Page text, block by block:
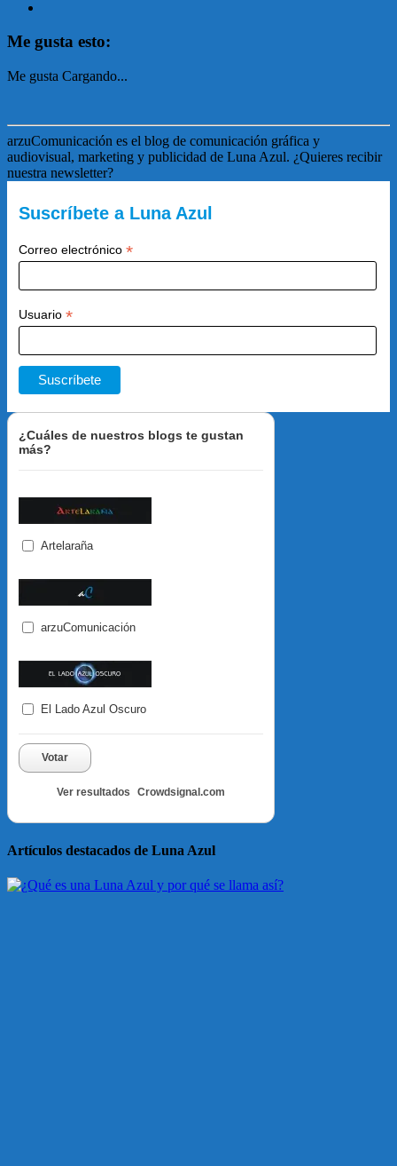
Me gusta esto:
Me gusta Cargando...
arzuComunicación es el blog de comunicación gráfica y
audiovisual, marketing y publicidad de Luna Azul. ¿Quieres recibir
nuestra newsletter?
Suscríbete a Luna Azul
Correo electrónico *
Usuario *
¿Cuáles de nuestros blogs te gustan
más?
Artelaraña
arzuComunicación
El Lado Azul Oscuro
Votar
Ver resultados Crowdsignal.com
Artículos destacados de Luna Azul